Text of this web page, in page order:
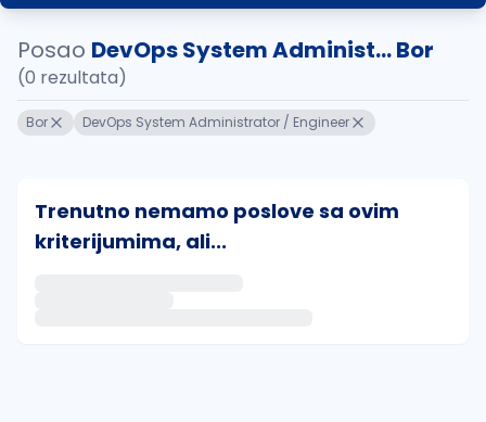
Posao DevOps System Administ... Bor
(0 rezultata)
Bor DevOps System Administrator / Engineer
Trenutno nemamo poslove sa ovim
kriterijumima, ali...